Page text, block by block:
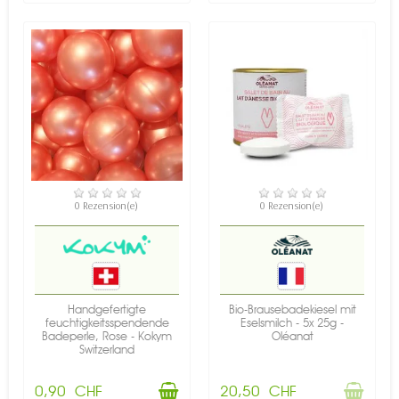
VERFÜGBAR
0 Rezension(e)
Handgefertigte
feuchtigkeitsspendende
Badeperle, Rose - Kokym
Switzerland
0,90 CHF
NICHT AUF LAGER
0 Rezension(e)
Bio-Brausebadekiesel mit
Eselsmilch - 5x 25g -
Oléanat
20,50 CHF